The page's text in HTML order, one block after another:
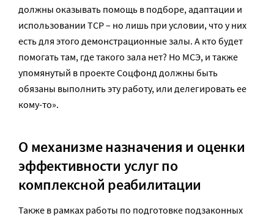
должны оказывать помощь в подборе, адаптации и
использовании ТСР – но лишь при условии, что у них
есть для этого демонстрационные залы. А кто будет
помогать там, где такого зала нет? Но МСЭ, и также
упомянутый в проекте Соцфонд должны быть
обязаны выполнить эту работу, или делегировать ее
кому-то».
О механизме назначения и оценки
эффективности услуг по
комплексной реабилитации
Также в рамках работы по подготовке подзаконных